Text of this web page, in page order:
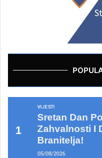
VIJESTI
Sretan Dan
Zahvalnosti I
Branitelja!
05/08/2026